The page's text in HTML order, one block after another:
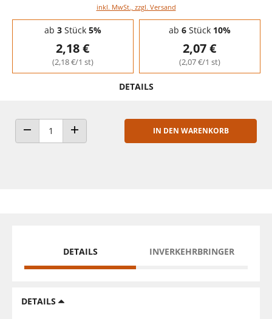
inkl. MwSt., zzgl. Versand
Staffelpreise - Mengenrabatt
ab 3Stück 5%
2,18 €
(2,18 €/1 st)
ab 6Stück 10%
2,07 €
(2,07 €/1 st)
DETAILS
ANZAHL VERRINGERNANZAHL ERHÖHEN
IN DEN WARENKORB
DETAILS INVERKEHRBRINGER
DETAILS